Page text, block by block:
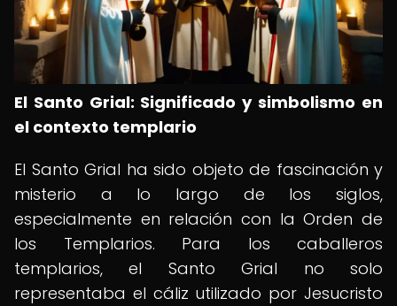
El Santo Grial: Significado y simbolismo en
el contexto templario
El Santo Grial ha sido objeto de fascinación y
misterio a lo largo de los siglos,
especialmente en relación con la Orden de
los Templarios. Para los caballeros
templarios, el Santo Grial no solo
representaba el cáliz utilizado por Jesucristo